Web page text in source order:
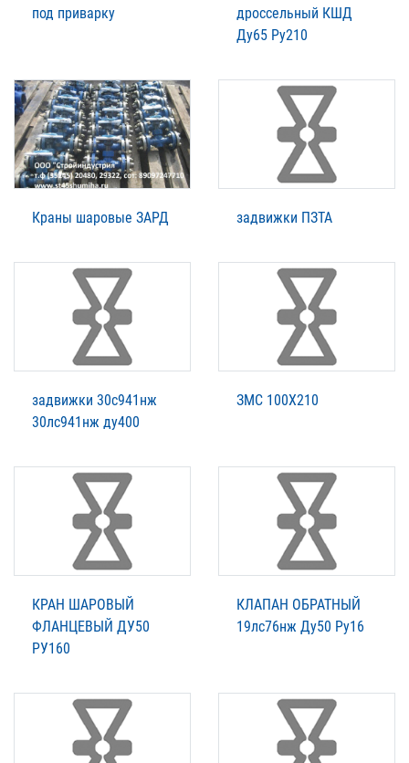
под приварку
дроссельный КШД
Ду65 Ру210
Краны шаровые ЗАРД задвижки ПЗТА
задвижки 30с941нж
30лс941нж ду400
ЗМС 100Х210
КРАН ШАРОВЫЙ
ФЛАНЦЕВЫЙ ДУ50
РУ160
КЛАПАН ОБРАТНЫЙ
19лс76нж Ду50 Ру16